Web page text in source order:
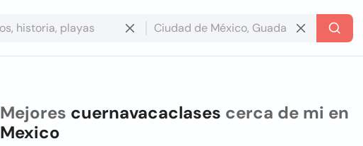
Mejores cuernavacaclases cerca de mi en
Mexico